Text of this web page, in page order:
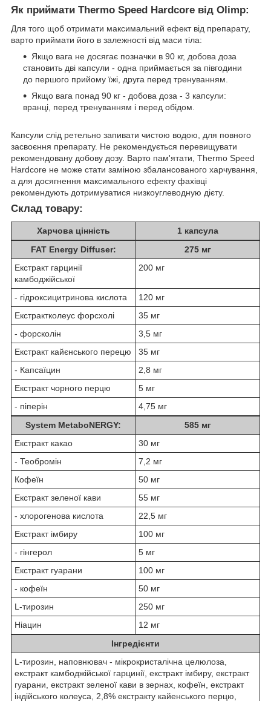
Як приймати Thermo Speed Hardcore від Olimp:
Для того щоб отримати максимальний ефект від препарату,
варто приймати його в залежності від маси тіла:
Якщо вага не досягає позначки в 90 кг, добова доза
становить дві капсули - одна приймається за півгодини
до першого прийому їжі, друга перед тренуванням.
Якщо вага понад 90 кг - добова доза - 3 капсули:
вранці, перед тренуванням і перед обідом.
Капсули слід ретельно запивати чистою водою, для повного
засвоєння препарату. Не рекомендується перевищувати
рекомендовану добову дозу. Варто пам'ятати, Thermo Speed ​​
Hardcore не може стати заміною збалансованого харчування,
а для досягнення максимального ефекту фахівці
рекомендують дотримуватися низкоуглеводную дієту.
Склад товару:
Харчова цінність
1 капсула
FAT Energy Diffuser:
275 мг
Екстракт гарцинії
камбоджійської
200 мг
- гідроксицитринова кислота
120 мг
Екстрактколеус форсхолі
35 мг
- форсколін
3,5 мг
Екстракт кайєнського перецю
35 мг
- Капсаїцин
2,8 мг
Екстракт чорного перцю
5 мг
- піперін
4,75 мг
System MetaboNERGY:
585 мг
Екстракт какао
30 мг
- Теобромін
7,2 мг
Кофеїн
50 мг
Екстракт зеленої кави
55 мг
- хлорогенова кислота
22,5 мг
Екстракт імбиру
100 мг
- гінгерол
5 мг
Екстракт гуарани
100 мг
- кофеїн
50 мг
L-тирозин
250 мг
Ніацин
12 мг
Інгредієнти
L-тирозин, наповнювач - мікрокристалічна целюлоза,
екстракт камбоджійської гарцинії, екстракт імбиру, екстракт
гуарани, екстракт зеленої кави в зернах, кофеїн, екстракт
індійського колеуса, 2,8% екстракту кайенського перцю,